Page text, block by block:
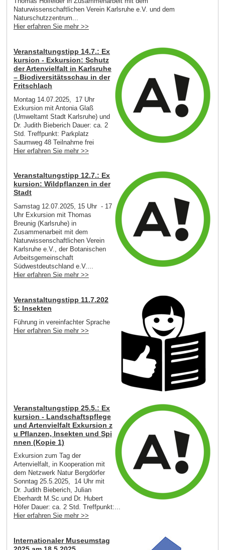
Naturwissenschaftlichen Verein Karlsruhe e.V. und dem
Naturschutzzentrum...
Hier erfahren Sie mehr >>
Veranstaltungstipp 14.7.: Ex
kursion - Exkursion: Schutz
der Artenvielfalt in Karlsruhe
– Biodiversitätsschau in der
Fritschlach
Montag 14.07.2025, 17 Uhr
Exkursion mit Antonia Glaß
(Umweltamt Stadt Karlsruhe) und
Dr. Judith Bieberich Dauer: ca. 2
Std. Treffpunkt: Parkplatz
Saumweg 48 Teilnahme frei
Hier erfahren Sie mehr >>
Veranstaltungstipp 12.7.: Ex
kursion: Wildpflanzen in der
Stadt
Samstag 12.07.2025, 15 Uhr - 17
Uhr Exkursion mit Thomas
Breunig (Karlsruhe) in
Zusammenarbeit mit dem
Naturwissenschaftlichen Verein
Karlsruhe e.V., der Botanischen
Arbeitsgemeinschaft
Südwestdeutschland e.V....
Hier erfahren Sie mehr >>
Veranstaltungstipp 11.7.202
5: Insekten
Führung in vereinfachter Sprache
Hier erfahren Sie mehr >>
Veranstaltungstipp 25.5.: Ex
kursion - Landschaftspflege
und Artenvielfalt Exkursion z
u Pflanzen, Insekten und Spi
nnen (Kopie 1)
Exkursion zum Tag der
Artenvielfalt, in Kooperation mit
dem Netzwerk Natur Bergdörfer
Sonntag 25.5.2025, 14 Uhr mit
Dr. Judith Bieberich, Julian
Eberhardt M.Sc.und Dr. Hubert
Höfer Dauer: ca. 2 Std. Treffpunkt:...
Hier erfahren Sie mehr >>
Internationaler Museumstag